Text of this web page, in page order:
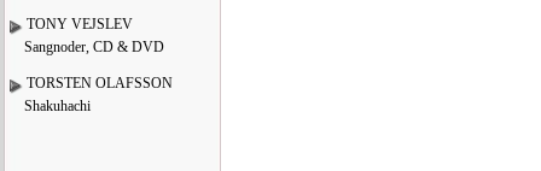
TONY VEJSLEV
Sangnoder, CD & DVD
TORSTEN OLAFSSON
Shakuhachi